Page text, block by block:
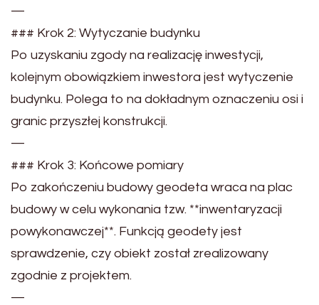
—
### Krok 2: Wytyczanie budynku
Po uzyskaniu zgody na realizację inwestycji,
kolejnym obowiązkiem inwestora jest wytyczenie
budynku. Polega to na dokładnym oznaczeniu osi i
granic przyszłej konstrukcji.
—
### Krok 3: Końcowe pomiary
Po zakończeniu budowy geodeta wraca na plac
budowy w celu wykonania tzw. **inwentaryzacji
powykonawczej**. Funkcją geodety jest
sprawdzenie, czy obiekt został zrealizowany
zgodnie z projektem.
—